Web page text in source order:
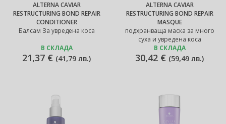
ALTERNA CAVIAR
RESTRUCTURING BOND REPAIR
CONDITIONER
Балсам За увредена коса
В СКЛАДА
21,37 € (41,79 лв.)
ALTERNA CAVIAR
RESTRUCTURING BOND REPAIR
MASQUE
подхранваща маска за много
суха и увредена коса
В СКЛАДА
30,42 € (59,49 лв.)